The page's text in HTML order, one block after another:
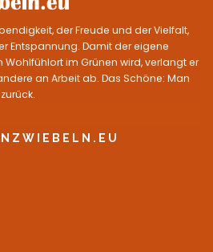
der Freude und der Vielfalt,
Entspannung. Damit der eigene
im Grünen wird, verlangt er
an Arbeit ab. Das Schöne: Man